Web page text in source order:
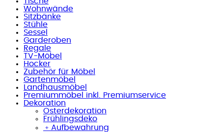
Wohnwände
Sitzbänke
Stühle
Sessel
Garderoben
Regale
TV-Möbel
Hocker
Zubehör für Möbel
Gartenmöbel
Landhausmöbel
Premiummöbel inkl. Premiumservice
Dekoration
Osterdekoration
Frühlingsdeko
﹢ Aufbewahrung